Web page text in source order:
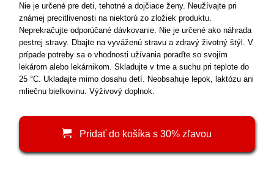
Nie je určené pre deti, tehotné a dojčiace ženy. Neužívajte pri
známej precitlivenosti na niektorú zo zložiek produktu.
Neprekračujte odporúčané dávkovanie. Nie je určené ako náhrada
pestrej stravy. Dbajte na vyváženú stravu a zdravý životný štýl. V
prípade potreby sa o vhodnosti užívania poraďte so svojím
lekárom alebo lekárnikom. Skladujte v tme a suchu pri teplote do
25 °C. Ukladajte mimo dosahu detí. Neobsahuje lepok, laktózu ani
mliečnu bielkovinu. Výživový doplnok.
Pridať do košíka s 30% zľavou